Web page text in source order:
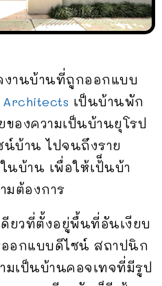
งานบ้านที่ถูกออกแบบ
Architects เป็นบ้านพัก
องความเป็นบ้านยุโรป
บ้าน ไปจนถึงราย
นบ้าน เพื่อให้เป้็นบ้า
ต้องการ
ยวที่ตั้งอยู่พื้นที่อันเงียบ
อกแบบดีไซน์ สถาปนิก
มเป็นบ้านคอจเทจที่มีรูป